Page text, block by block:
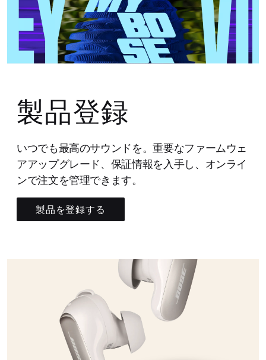
製品登録
いつでも最高のサウンドを。重要なファームウェ
アアップグレード、保証情報を入手し、オンライ
ンで注文を管理できます。
製品を登録する